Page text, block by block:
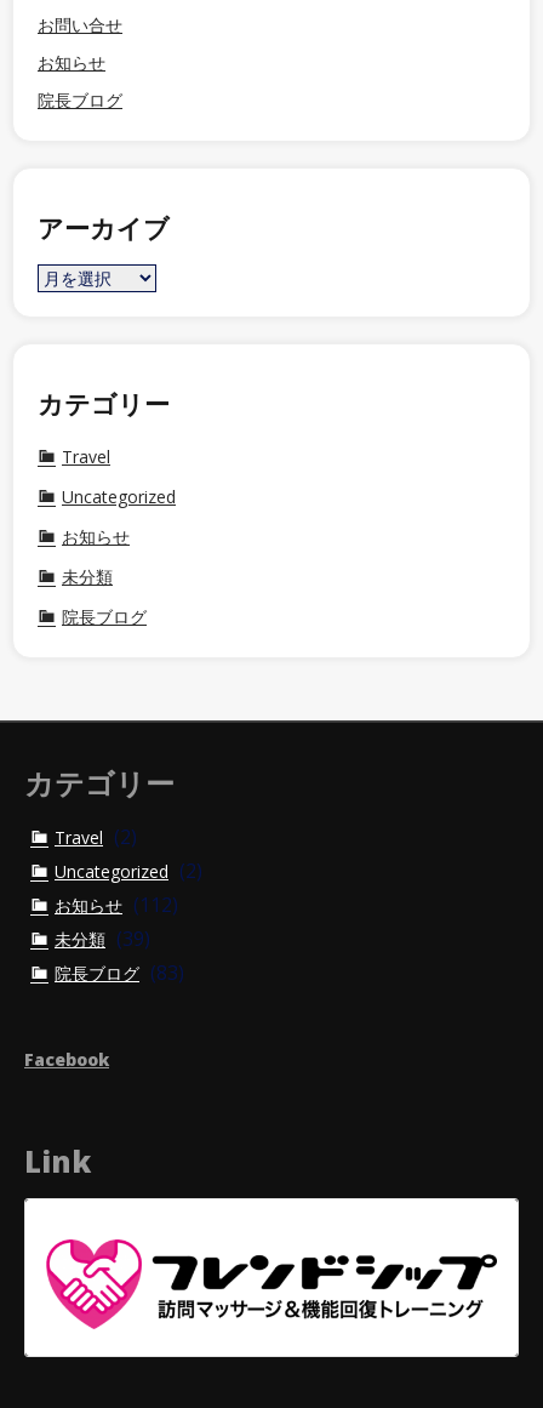
お問い合せ
お知らせ
院長ブログ
アーカイブ
カテゴリー
Travel
Uncategorized
お知らせ
未分類
院長ブログ
カテゴリー
Travel (2)
Uncategorized (2)
お知らせ (112)
未分類 (39)
院長ブログ (83)
Facebook
Link